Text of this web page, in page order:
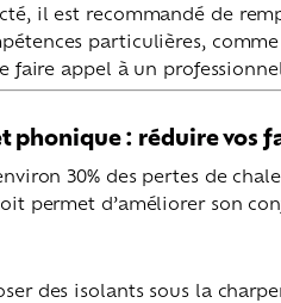
il est recommandé de
particulières,
faire appel à un
: réduire vos
30% des pertes de
permet d’améliorer son
des isolants sous la